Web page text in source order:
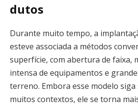
dutos
Durante muito tempo, a
esteve associada a métodos
superfície, com abertura de faixa,
intensa de equipamentos e
terreno. Embora esse modelo siga
muitos contextos, ele se torna